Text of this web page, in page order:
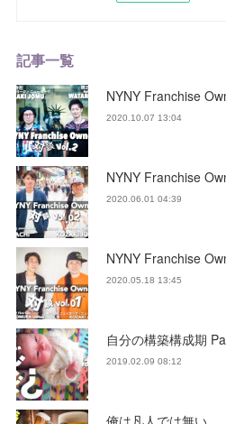
記事一覧
NYNY Franchise
2020.10.07 13:04
NYNY Franchise
2020.06.01 04:39
NYNY Franchise
2020.05.18 13:45
自分の構築構成期
2019.02.09 08:12
俺は凡人では無い